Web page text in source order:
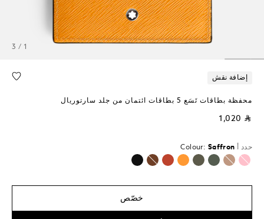
1 / 3
إضافة نقش
محفظة بطاقات تَسَع 5 بطاقات ائتمان من جلد سارتوريال
⃁ 1,020
حدد أ Colour: Saffron
محدد
خصّص